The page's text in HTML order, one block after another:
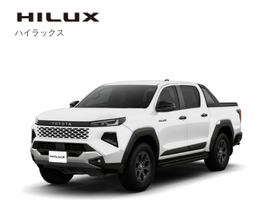
ハイラックス